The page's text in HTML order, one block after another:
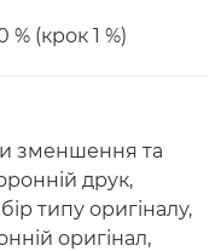
(крок 1 %)
зменшення та
друк,
типу оригіналу,
оригінал,